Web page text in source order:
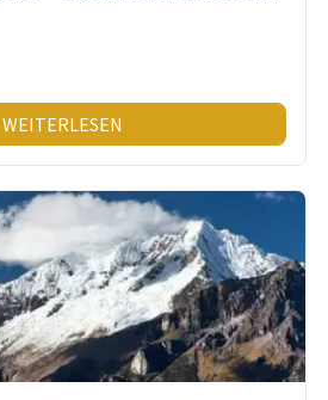
WEITERLESEN